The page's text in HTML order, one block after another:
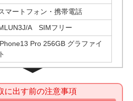
マートフォン・携帯電話
A SIMフリー
Pro 256GB グラファイ
ト
に出す前の注意事項